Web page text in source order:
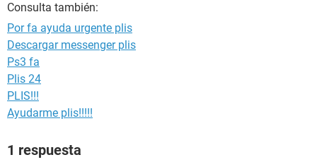
Consulta también:
Por fa ayuda urgente plis
Descargar messenger plis
Ps3 fa
Plis 24
PLIS!!!
Ayudarme plis!!!!!
1 respuesta